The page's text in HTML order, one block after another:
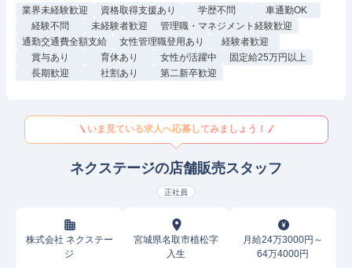
業界未経験歓迎 資格取得支援あり 学歴不問
車通勤OK
経験不問
未経験者歓迎
管理職・マネジメント経験歓迎
通勤交通費全額支給
女性管理職登用あり
経験者歓迎
賞与あり
育休あり 女性が活躍中
固定給25万円以上
長期歓迎
社割あり 第二新卒歓迎
いま見ている求人へ応募してみましょう！
ネクステージの店舗販売スタッフ
正社員
株式会社 ネクステー
ジ
宮城県名取市植松字
入生
月給24万3000円～
64万4000円